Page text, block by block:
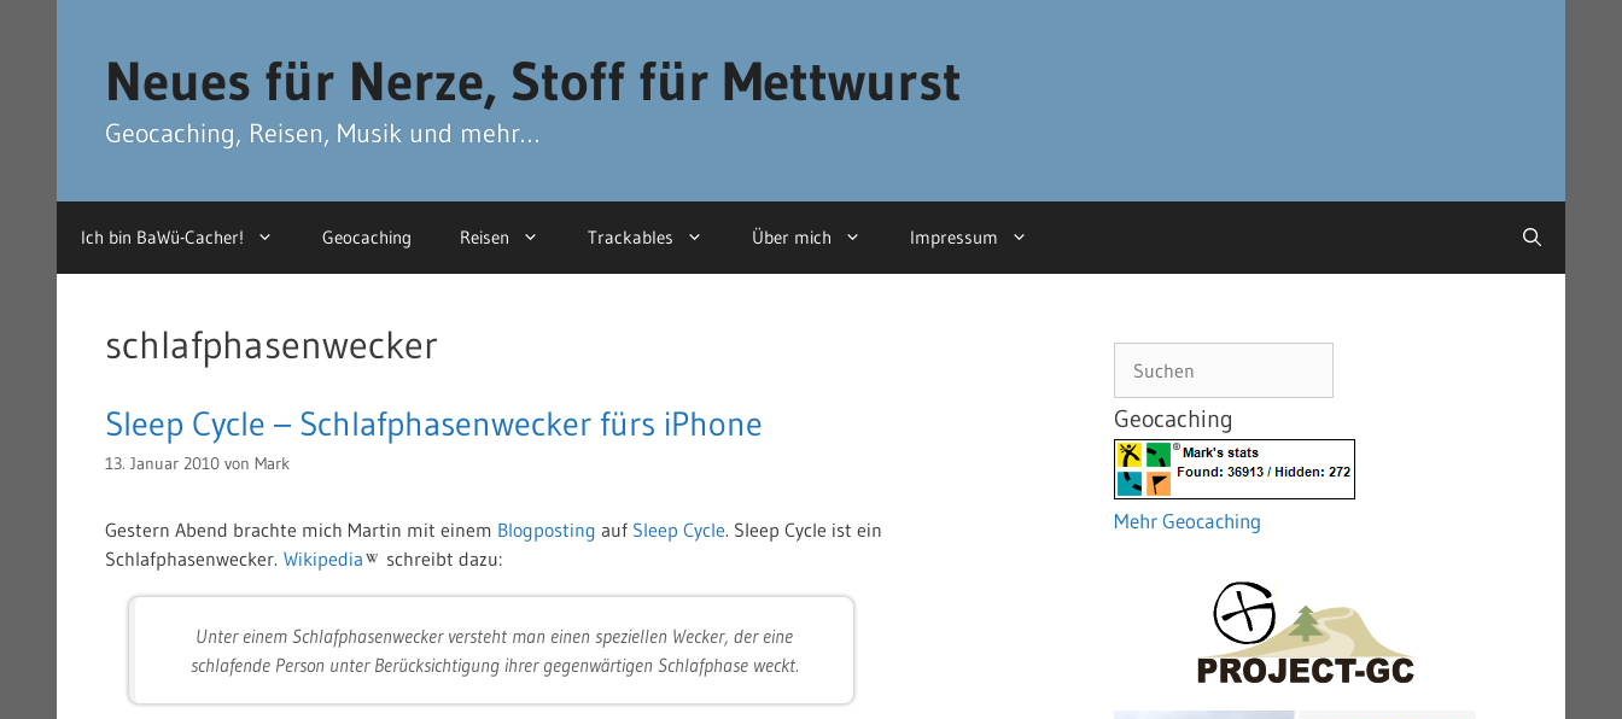
Neues für Nerze, Stoff für Mettwurst
Geocaching, Reisen, Musik und mehr…
Ich bin BaWü-Cacher! Geocaching Reisen Trackables Über mich Impressum
schlafphasenwecker
Sleep Cycle – Schlafphasenwecker fürs iPhone
13. Januar 2010 von Mark
Gestern Abend brachte mich Martin mit einem Blogposting auf Sleep Cycle. Sleep Cycle ist ein
Schlafphasenwecker. Wikipedia schreibt dazu:
Unter einem Schlafphasenwecker versteht man einen speziellen Wecker, der eine
schlafende Person unter Berücksichtigung ihrer gegenwärtigen Schlafphase weckt.
Geocaching
Mehr Geocaching